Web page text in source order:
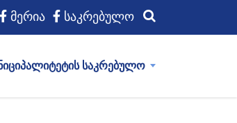
მერია საკრებულო
საკრებულო